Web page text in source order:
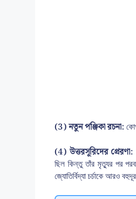
(3) নতুন পঞ্জিকা রচনা:
(4) উত্তরসূরিদের প্রেরণা:
ছিল কিন্তু তাঁর মৃত্যুর পর
জ্যোতির্বিদ্যা চর্চাকে আরও